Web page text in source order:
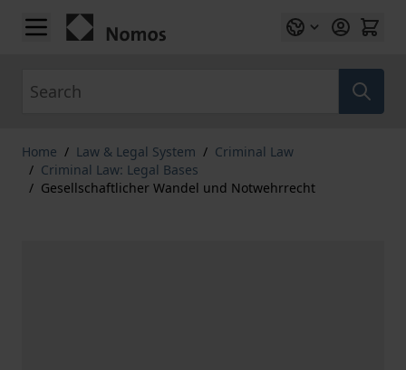
Skip to Content
Home / Law & Legal System / Criminal Law
/ Criminal Law: Legal Bases
/ Gesellschaftlicher Wandel und Notwehrrecht